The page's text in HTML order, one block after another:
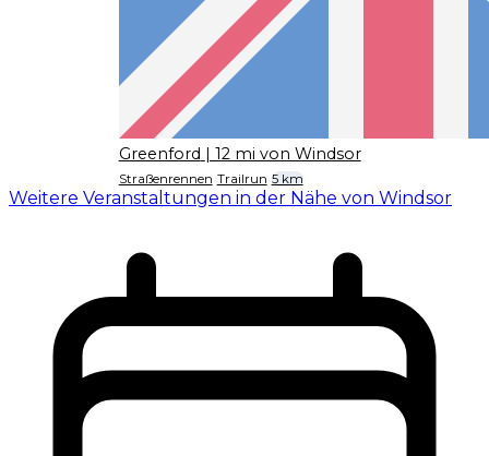
Greenford | 12 mi von Windsor
Straßenrennen Trailrun 5 km
Weitere Veranstaltungen in der Nähe von Windsor